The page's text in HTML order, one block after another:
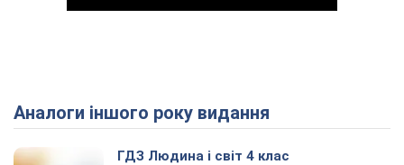
Play Video
Аналоги іншого року видання
ГДЗ Людина і світ 4 клас